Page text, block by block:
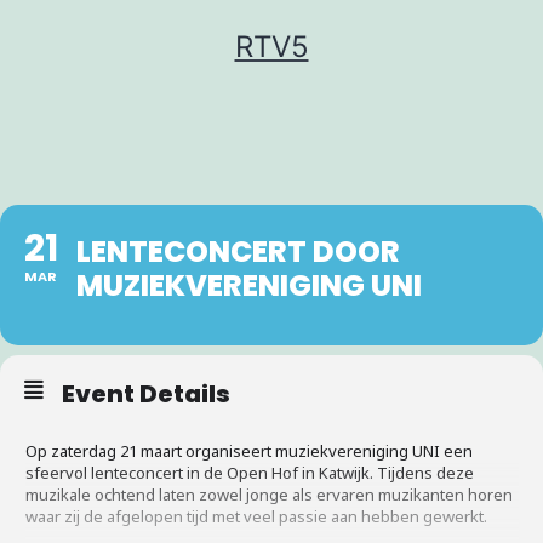
RTV5
21
MAR
LENTECONCERT DOOR
MUZIEKVERENIGING UNI
Event Details
Op zaterdag 21 maart organiseert muziekvereniging UNI een
sfeervol lenteconcert in de Open Hof in Katwijk. Tijdens deze
muzikale ochtend laten zowel jonge als ervaren muzikanten horen
waar zij de afgelopen tijd met veel passie aan hebben gewerkt.